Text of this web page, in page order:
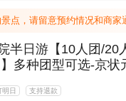
点，请留意预约情况和商家
半日游【10人团/20
多种团型可选-京状
日 支持退款